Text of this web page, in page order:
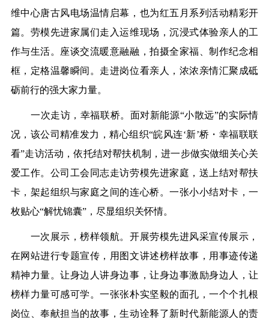
维中心唐古风电场温情启幕，也为红五月系列活动精彩开
篇。劳模先进家属们走入运维现场，沉浸式体验亲人的工
作与生活。座谈交流暖意融融，拍摄全家福、制作纪念相
框，定格温馨瞬间。走进岗位看亲人，浓浓亲情汇聚成砥
砺前行的强大家力量。
一次走访，幸福联桥。面对新能源“小散远”的实际情
况，该公司精准发力，精心组织“皖风连‘新’桥・幸福联联
看”走访活动，依托结对帮扶机制，进一步做实做细关心关
爱工作。公司工会同志走访劳模先进家庭，送上结对帮扶
卡，架起组织与家庭之间的连心桥。一张小小结对卡，一
枚贴心“解忧锦囊”，尽显组织关怀情。
一次展示，榜样领航。开展劳模先进风采宣传展示，
在网站进行专题宣传，用图文讲述榜样故事，用事迹传递
精神力量。让身边人讲身边事，让身边事激励身边人，让
榜样力量可感可学。一张张朴实坚毅的面孔，一个个扎根
岗位、奉献担当的故事，生动诠释了新时代新能源人的责